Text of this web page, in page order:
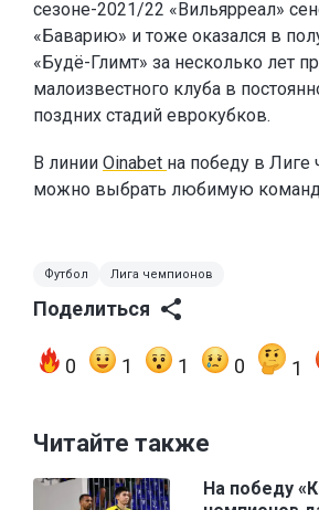
сезоне-2021/22 «Вильярреал»
«Баварию» и тоже оказался в
«Будё-Глимт» за несколько лет
малоизвестного клуба в
поздних стадий еврокубков.
В линии Oinabet на победу в
можно выбрать любимую
Футбол Лига чемпионов
Поделиться
0 1 1 0 1
Читайте также
На победу